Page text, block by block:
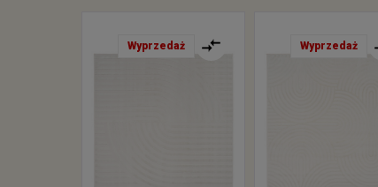
Wyprzedaż Wyprzedaż